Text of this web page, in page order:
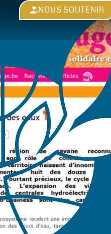
NOUS SOUTENIR